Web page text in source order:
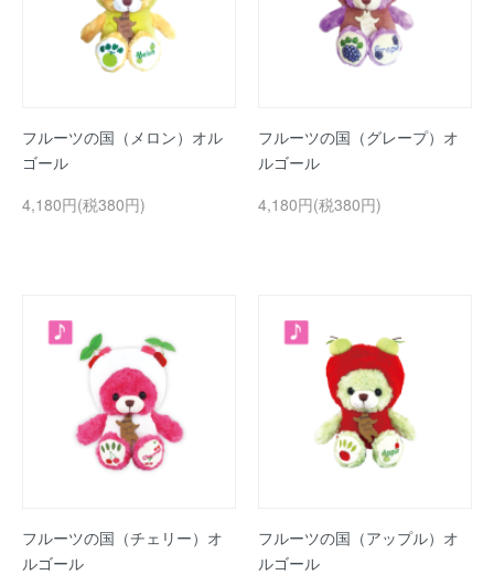
フルーツの国（メロン）オル
ゴール
4,180円(税380円)
フルーツの国（グレープ）オ
ルゴール
4,180円(税380円)
フルーツの国（チェリー）オ
ルゴール
フルーツの国（アップル）オ
ルゴール